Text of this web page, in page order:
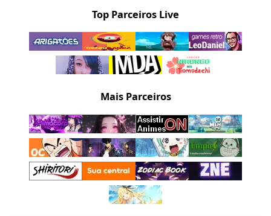
Top Parceiros Live
Mais Parceiros